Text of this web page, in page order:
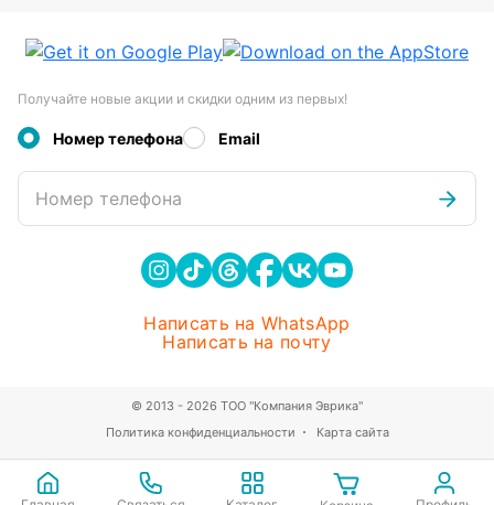
Получайте новые акции и скидки одним из первых!
Номер телефона Email
Номер телефона
Написать на WhatsApp
Написать на почту
Политика конфиденциальности Карта сайта
© 2013 - 2026 ТОО "Компания Эврика"